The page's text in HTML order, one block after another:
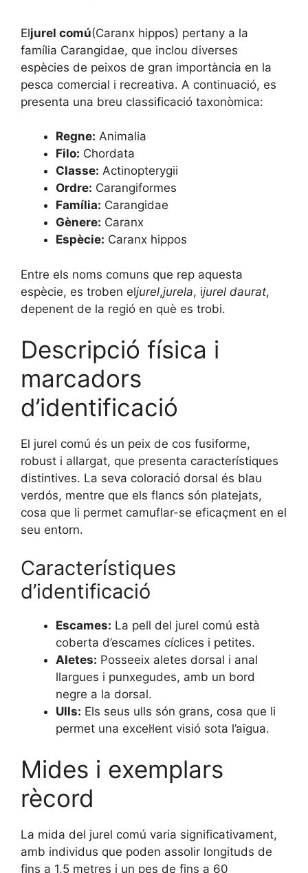
Eljurel comú(Caranx hippos) pertany a la
família Carangidae, que inclou diverses
espècies de peixos de gran importància en la
pesca comercial i recreativa. A continuació, es
presenta una breu classificació taxonòmica:
Regne: Animalia
Filo: Chordata
Classe: Actinopterygii
Ordre: Carangiformes
Família: Carangidae
Gènere: Caranx
Espècie: Caranx hippos
Entre els noms comuns que rep aquesta
espècie, es troben eljurel,jurela, ijurel daurat,
depenent de la regió en què es trobi.
Descripció física i
marcadors
d’identificació
El jurel comú és un peix de cos fusiforme,
robust i allargat, que presenta característiques
distintives. La seva coloració dorsal és blau
verdós, mentre que els flancs són platejats,
cosa que li permet camuflar-se eficaçment en el
seu entorn.
Característiques
d’identificació
Escames: La pell del jurel comú està
coberta d’escames cíclices i petites.
Aletes: Posseeix aletes dorsal i anal
llargues i punxegudes, amb un bord
negre a la dorsal.
Ulls: Els seus ulls són grans, cosa que li
permet una excel·lent visió sota l’aigua.
Mides i exemplars
rècord
La mida del jurel comú varia significativament,
amb individus que poden assolir longituds de
fins a 1,5 metres i un pes de fins a 60